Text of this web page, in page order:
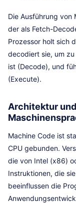
Die Ausführung von
der als Fetch-
Prozessor holt sich
decodiert sie, um
ist (Decode), und
(Execute).
Architektur
Machine Code ist
CPU gebunden.
die von Intel (x86)
Instruktionen, die
beeinflussen die